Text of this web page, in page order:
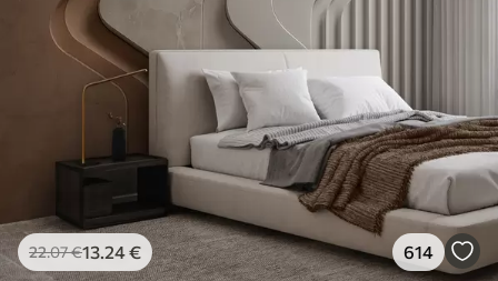
22.07€13.24€ 614